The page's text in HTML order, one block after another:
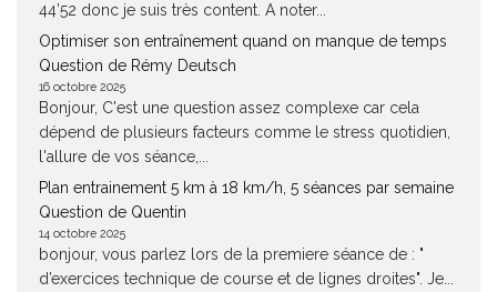
44’52 donc je suis très content. A noter...
Optimiser son entraînement quand on manque de temps
Question de Rémy Deutsch
16 octobre 2025
Bonjour, C'est une question assez complexe car cela
dépend de plusieurs facteurs comme le stress quotidien,
l'allure de vos séance,...
Plan entrainement 5 km à 18 km/h, 5 séances par semaine
Question de Quentin
14 octobre 2025
bonjour, vous parlez lors de la premiere séance de : "
d’exercices technique de course et de lignes droites". Je...